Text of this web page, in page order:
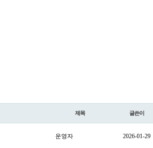
제목 글쓴이
운영자 2026-01-29